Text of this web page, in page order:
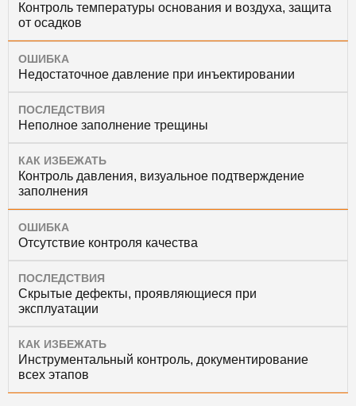
Контроль температуры основания и воздуха, защита
от осадков
ОШИБКА
Недостаточное давление при инъектировании
ПОСЛЕДСТВИЯ
Неполное заполнение трещины
КАК ИЗБЕЖАТЬ
Контроль давления, визуальное подтверждение
заполнения
ОШИБКА
Отсутствие контроля качества
ПОСЛЕДСТВИЯ
Скрытые дефекты, проявляющиеся при
эксплуатации
КАК ИЗБЕЖАТЬ
Инструментальный контроль, документирование
всех этапов